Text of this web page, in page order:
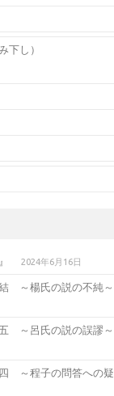
下し）
2024年6月16日
～楊氏の説の不純～
～呂氏の説の誤謬～
～程子の問答への疑